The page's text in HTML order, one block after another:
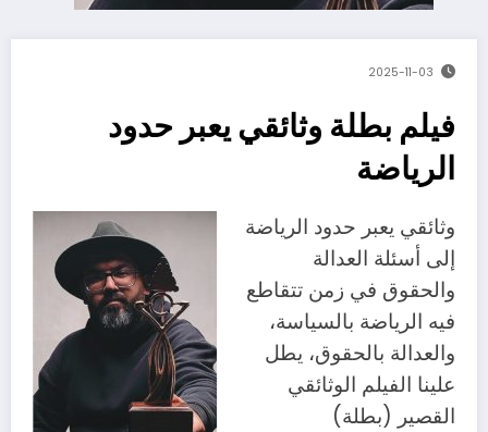
2025-11-03
فيلم بطلة وثائقي يعبر حدود
الرياضة
وثائقي يعبر حدود الرياضة
إلى أسئلة العدالة
والحقوق في زمن تتقاطع
فيه الرياضة بالسياسة،
والعدالة بالحقوق، يطل
علينا الفيلم الوثائقي
القصير (بطلة)